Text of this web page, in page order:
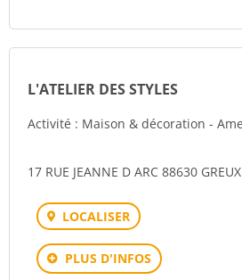
L'ATELIER DES STYLES
Activité : Maison & décoration -
17 RUE JEANNE D ARC 88630 GREUX
LOCALISER
PLUS D'INFOS